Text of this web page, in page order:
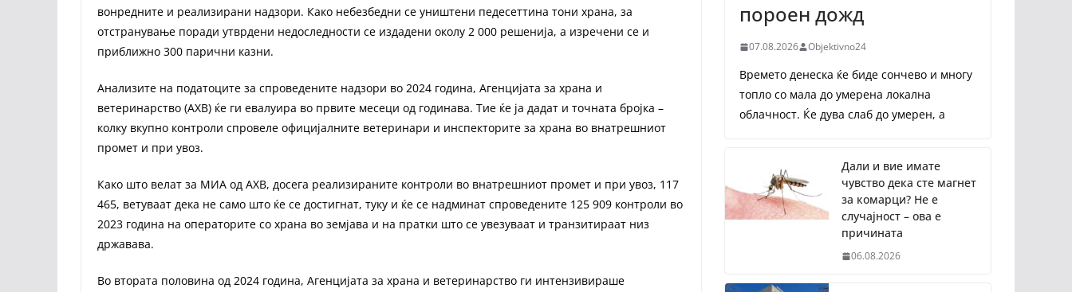
вонредните и реализирани надзори. Како небезбедни се уништени педесеттина тони храна, за
отстранување поради утврдени недоследности се издадени околу 2 000 решенија, а изречени се и
приближно 300 парични казни.
Анализите на податоците за спроведените надзори во 2024 година, Агенцијата за храна и
ветеринарство (АХВ) ќе ги евалуира во првите месеци од годинава. Тие ќе ја дадат и точната бројка –
колку вкупно контроли спровеле официјалните ветеринари и инспекторите за храна во внатрешниот
промет и при увоз.
Како што велат за МИА од АХВ, досега реализираните контроли во внатрешниот промет и при увоз, 117
465, ветуваат дека не само што ќе се достигнат, туку и ќе се надминат спроведените 125 909 контроли во
2023 година на операторите со храна во земјава и на пратки што се увезуваат и транзитираат низ
државава.
Во втората половина од 2024 година, Агенцијата за храна и ветеринарство ги интензивираше
пороен дожд
07.08.2026 Objektivno24
Времето денеска ќе биде сончево и многу
топло со мала до умерена локална
облачност. Ќе дува слаб до умерен, а
Дали и вие имате
чувство дека сте магнет
за комарци? Не е
случајност – ова е
причината
06.08.2026